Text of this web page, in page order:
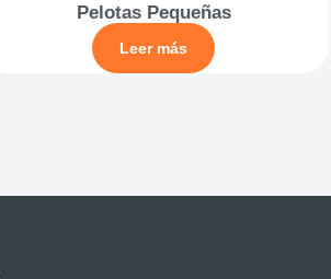
Pelotas Pequeñas
Leer más